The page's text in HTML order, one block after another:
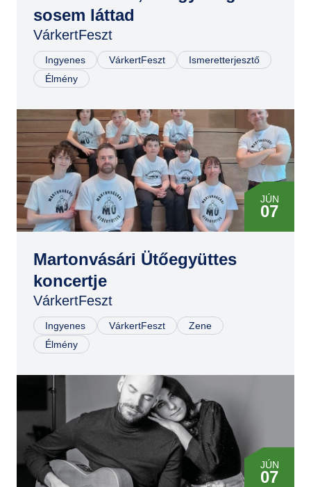
JÚN
07
sosem láttad
VárkertFeszt
Ingyenes VárkertFeszt
Ismeretterjesztő
Élmény
JÚN
07
Martonvásári Ütőegyüttes
koncertje
VárkertFeszt
Ingyenes VárkertFeszt
Zene
Élmény
JÚN
07